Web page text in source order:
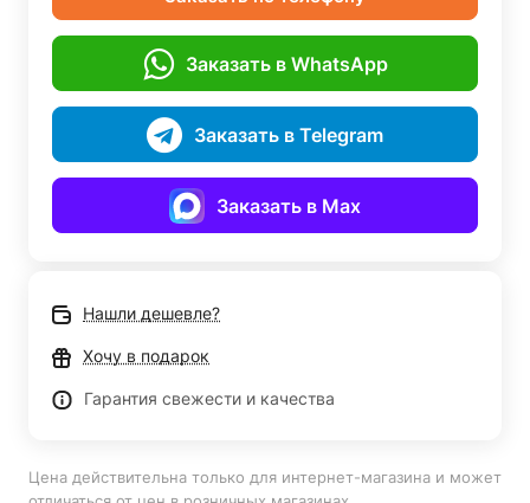
Заказать в WhatsApp
Заказать в Telegram
Заказать в Max
Нашли дешевле?
Хочу в подарок
Гарантия свежести и качества
Цена действительна только для интернет-магазина и может